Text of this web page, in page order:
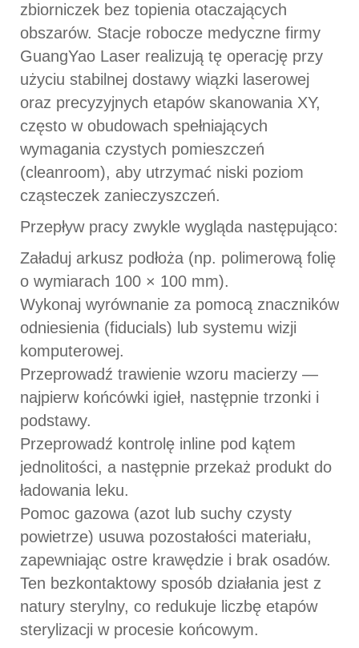
zbiorniczek bez topienia otaczających
obszarów. Stacje robocze medyczne firmy
GuangYao Laser realizują tę operację przy
użyciu stabilnej dostawy wiązki laserowej
oraz precyzyjnych etapów skanowania XY,
często w obudowach spełniających
wymagania czystych pomieszczeń
(cleanroom), aby utrzymać niski poziom
cząsteczek zanieczyszczeń.
Przepływ pracy zwykle wygląda następująco:
Załaduj arkusz podłoża (np. polimerową folię
o wymiarach 100 × 100 mm).
Wykonaj wyrównanie za pomocą znaczników
odniesienia (fiducials) lub systemu wizji
komputerowej.
Przeprowadź trawienie wzoru macierzy —
najpierw końcówki igieł, następnie trzonki i
podstawy.
Przeprowadź kontrolę inline pod kątem
jednolitości, a następnie przekaż produkt do
ładowania leku.
Pomoc gazowa (azot lub suchy czysty
powietrze) usuwa pozostałości materiału,
zapewniając ostre krawędzie i brak osadów.
Ten bezkontaktowy sposób działania jest z
natury sterylny, co redukuje liczbę etapów
sterylizacji w procesie końcowym.